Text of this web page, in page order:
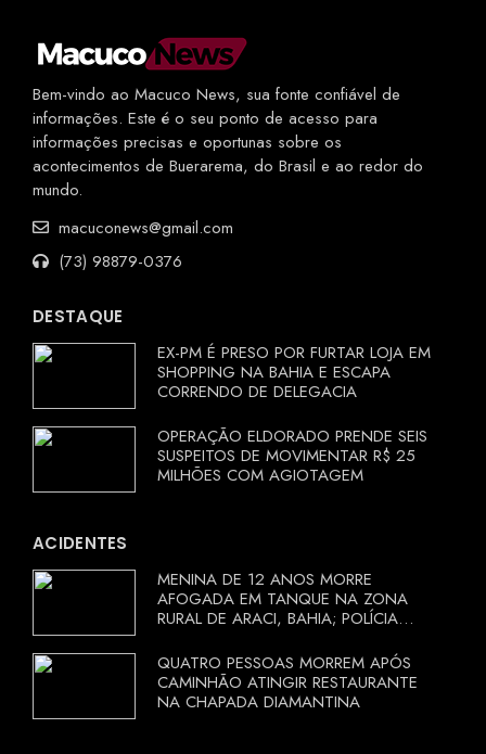
Bem-vindo ao Macuco News, sua fonte confiável de
informações. Este é o seu ponto de acesso para
informações precisas e oportunas sobre os
acontecimentos de Buerarema, do Brasil e ao redor do
mundo.
macuconews@gmail.com
(73) 98879-0376
DESTAQUE
EX-PM É PRESO POR FURTAR LOJA EM
SHOPPING NA BAHIA E ESCAPA
CORRENDO DE DELEGACIA
OPERAÇÃO ELDORADO PRENDE SEIS
SUSPEITOS DE MOVIMENTAR R$ 25
MILHÕES COM AGIOTAGEM
ACIDENTES
MENINA DE 12 ANOS MORRE
AFOGADA EM TANQUE NA ZONA
RURAL DE ARACI, BAHIA; POLÍCIA
QUATRO PESSOAS MORREM APÓS
CAMINHÃO ATINGIR RESTAURANTE
NA CHAPADA DIAMANTINA